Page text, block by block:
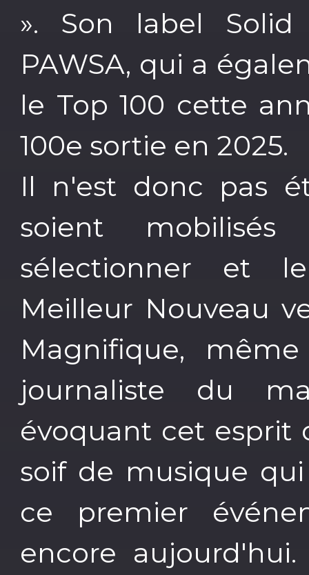
». Son label Solid
PAWSA, qui a
le Top 100 cette
100e sortie en 2025.
Il n'est donc pas
soient
sélectionner et
Meilleur Nouveau
Magnifique,
journaliste du
évoquant cet
soif de musique
ce premier
encore